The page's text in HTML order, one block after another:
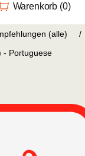
Warenkorb (0)
(alle)
/
- Portuguese